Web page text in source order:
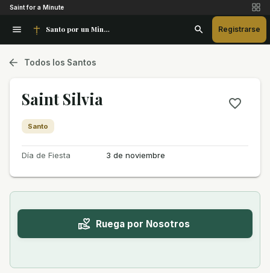
Saint for a Minute
Santo por un Minuto Registrarse
Todos los Santos
Saint Silvia
Santo
Día de Fiesta 3 de noviembre
Ruega por Nosotros